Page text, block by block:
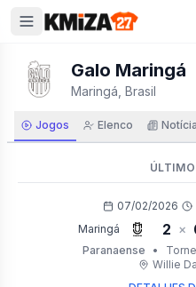
Galo Maringá
Maringá, Brasil
Jogos Elenco
07/02/2026
Maringá 2 ×
Paranaense
•
Willie